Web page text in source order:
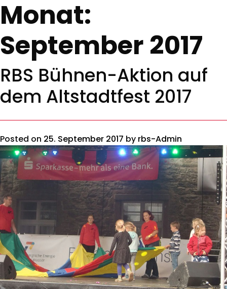
Monat:
September 2017
RBS Bühnen-Aktion auf
dem Altstadtfest 2017
Posted on 25. September 2017 by rbs-Admin